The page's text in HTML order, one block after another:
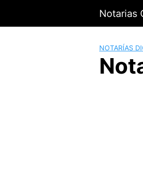
contenido
Notarias
NOTARÍAS